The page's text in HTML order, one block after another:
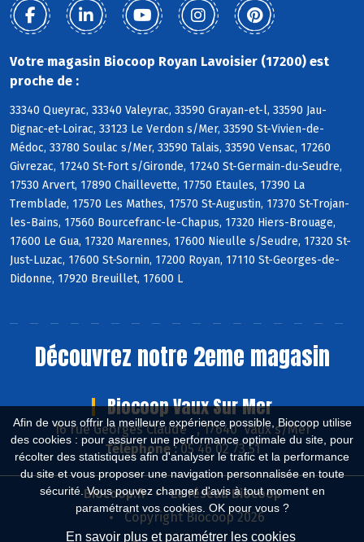
Afin de vous offrir la meilleure expérience possible, Biocoop utilise
des cookies : pour assurer une performance optimale du site, pour
récolter des statistiques afin d'analyser le trafic et la performance
du site et vous proposer une navigation personnalisée en toute
sécurité. Vous pouvez changer d'avis à tout moment en
paramétrant vos cookies. OK pour vous ?
En savoir plus et paramétrer les cookies
Votre magasin Biocoop Royan Lavoisier (17200) est
proche de :
33340 Queyrac, 33340 Valeyrac, 33590 Grayan-et-l, 33590 Jau-
Dignac-et-Loirac, 33123 Le Verdon s/Mer, 33590 St-Vivien-de-
Médoc, 33780 Soulac s/Mer, 33590 Talais, 33590 Vensac, 17260
Givrezac, 17240 St-Fort s/Gironde, 17240 St-Germain-du-Seudre,
17530 Arvert, 17890 Chaillevette, 17750 Etaules, 17390 La
Tremblade, 17570 Les Mathes, 17570 St-Augustin, 17370 St-Trojan-
les-Bains, 17560 Bourcefranc-le-Chapus, 17320 Hiers-Brouage,
17600 Le Gua, 17320 Marennes, 17600 Nieulle s/Seudre, 17320 St-
Just-Luzac, 17600 St-Sornin, 17200 Royan, 17110 St-Georges-de-
Didonne, 17920 Breuillet, 17600 L
Découvrez notre 2eme magasin
Biocoop Vaux Sur Mer
16 rue Georges Claude , 17640 Vaux s/Mer
Téléphone :05 46 02 73 51
Biocoop.fr
Le réseau Biocoop
Copyright Biocoop 2026